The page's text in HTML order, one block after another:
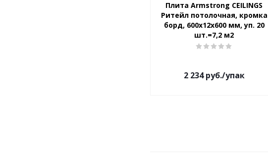
Плита Armstrong CEILINGS
Ритейл потолочная, кромка
борд, 600x12x600 мм, уп. 20
шт.=7,2 м2
2 234руб./упак